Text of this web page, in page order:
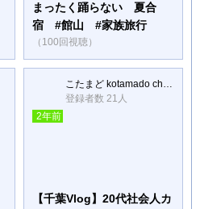
まったく踊らない 夏合
宿 #館山 #家族旅行
（100回視聴）
こたまど kotamado channel
登録者数 21人
2年前
【千葉Vlog】20代社会人カ